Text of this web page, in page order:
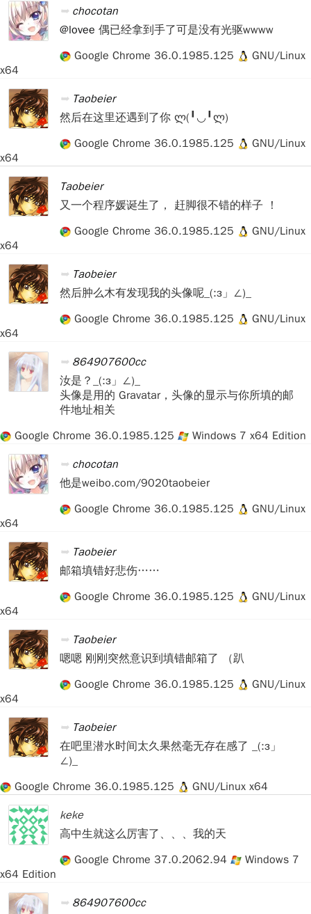
chocotan
@lovee 偶已经拿到手了可是没有光驱wwww
Google Chrome 36.0.1985.125
GNU/Linux
x64
Taobeier
然后在这里还遇到了你 ლ(╹◡╹ლ)
Google Chrome 36.0.1985.125
GNU/Linux
x64
Taobeier
又一个程序媛诞生了， 赶脚很不错的样子 ！
Google Chrome 36.0.1985.125
GNU/Linux
x64
Taobeier
然后肿么木有发现我的头像呢_(:з」∠)_
Google Chrome 36.0.1985.125
GNU/Linux
x64
864907600cc
汝是？_(:з」∠)_
头像是用的 Gravatar，头像的显示与你所填的邮
件地址相关
Google Chrome 36.0.1985.125
Windows 7 x64 Edition
chocotan
他是weibo.com/9020taobeier
Google Chrome 36.0.1985.125
GNU/Linux
x64
Taobeier
邮箱填错好悲伤……
Google Chrome 36.0.1985.125
GNU/Linux
x64
Taobeier
嗯嗯 刚刚突然意识到填错邮箱了 （趴
Google Chrome 36.0.1985.125
GNU/Linux
x64
Taobeier
在吧里潜水时间太久果然毫无存在感了 _(:з」
∠)_
Google Chrome 36.0.1985.125
GNU/Linux x64
keke
高中生就这么厉害了、、、我的天
Google Chrome 37.0.2062.94
Windows 7
x64 Edition
864907600cc